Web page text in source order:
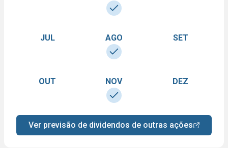
JUL AGO SET
OUT NOV DEZ
Ver previsão de dividendos de outras ações